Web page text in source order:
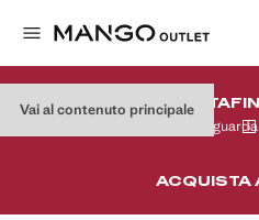
Vai al contenuto principale
SVENDITA
Nel tuo
ACQUISTA